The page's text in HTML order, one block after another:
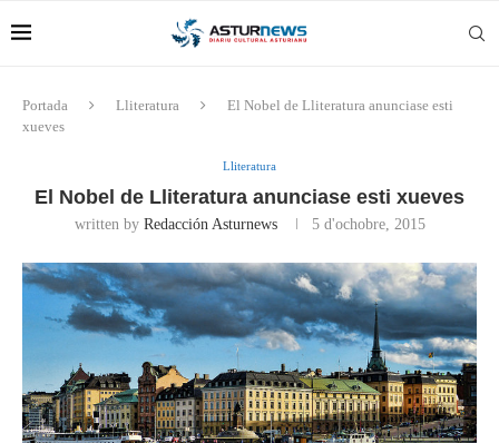
Portada Lliteratura
El Nobel de Lliteratura anunciase esti
xueves
Lliteratura
El Nobel de Lliteratura anunciase esti xueves
written by Redacción Asturnews 5 d'ochobre, 2015